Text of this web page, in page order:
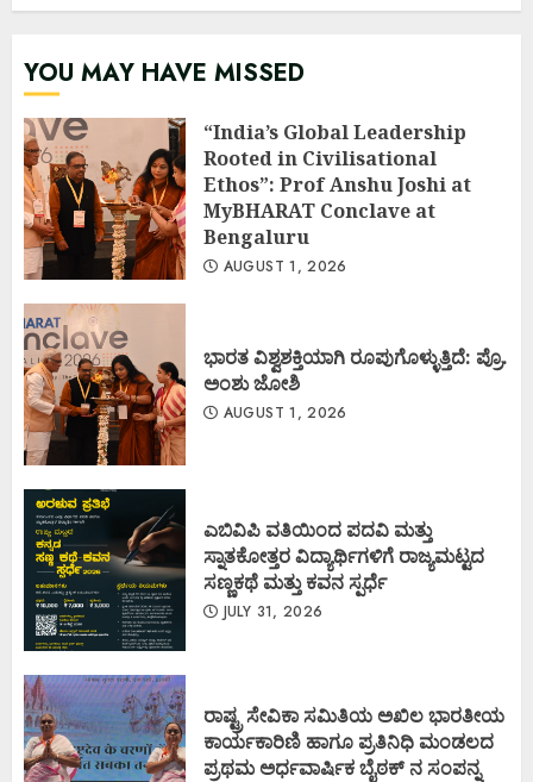
YOU MAY HAVE MISSED
“India’s Global Leadership
Rooted in Civilisational
Ethos”: Prof Anshu Joshi at
MyBHARAT Conclave at
Bengaluru
AUGUST 1, 2026
ಭಾರತ ವಿಶ್ವಶಕ್ತಿಯಾಗಿ ರೂಪುಗೊಳ್ಳುತ್ತಿದೆ: ಪ್ರೊ.
ಅಂಶು ಜೋಶಿ
AUGUST 1, 2026
ಎಬಿವಿಪಿ ವತಿಯಿಂದ ಪದವಿ ಮತ್ತು
ಸ್ನಾತಕೋತ್ತರ ವಿದ್ಯಾರ್ಥಿಗಳಿಗೆ ರಾಜ್ಯಮಟ್ಟದ
ಸಣ್ಣಕಥೆ ಮತ್ತು ಕವನ ಸ್ಪರ್ಧೆ
JULY 31, 2026
ರಾಷ್ಟ್ರ ಸೇವಿಕಾ ಸಮಿತಿಯ ಅಖಿಲ ಭಾರತೀಯ
ಕಾರ್ಯಕಾರಿಣಿ ಹಾಗೂ ಪ್ರತಿನಿಧಿ ಮಂಡಲದ
ಪ್ರಥಮ ಅರ್ಧವಾರ್ಷಿಕ ಬೈಠಕ್ ನ ಸಂಪನ್ನ